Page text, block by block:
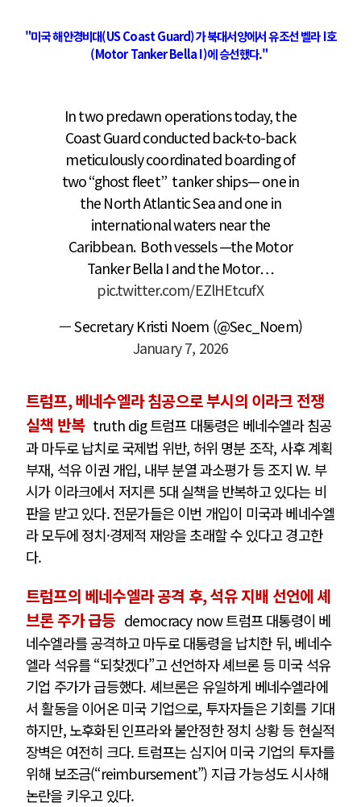
"미국 해안경비대(US Coast Guard)가 북대서양에서 유조선 벨라 I호
(Motor Tanker Bella I)에 승선했다."
In two predawn operations today, the
Coast Guard conducted back-to-back
meticulously coordinated boarding of
two “ghost fleet” tanker ships— one in
the North Atlantic Sea and one in
international waters near the
Caribbean. Both vessels —the Motor
Tanker Bella I and the Motor…
pic.twitter.com/EZlHEtcufX
— Secretary Kristi Noem (@Sec_Noem)
January 7, 2026
트럼프, 베네수엘라 침공으로 부시의 이라크 전쟁
실책 반복 truth dig 트럼프 대통령은 베네수엘라 침공
과 마두로 납치로 국제법 위반, 허위 명분 조작, 사후 계획
부재, 석유 이권 개입, 내부 분열 과소평가 등 조지 W. 부
시가 이라크에서 저지른 5대 실책을 반복하고 있다는 비
판을 받고 있다. 전문가들은 이번 개입이 미국과 베네수엘
라 모두에 정치·경제적 재앙을 초래할 수 있다고 경고한
다.
트럼프의 베네수엘라 공격 후, 석유 지배 선언에 셰
브론 주가 급등 democracy now 트럼프 대통령이 베
네수엘라를 공격하고 마두로 대통령을 납치한 뒤, 베네수
엘라 석유를 “되찾겠다”고 선언하자 셰브론 등 미국 석유
기업 주가가 급등했다. 셰브론은 유일하게 베네수엘라에
서 활동을 이어온 미국 기업으로, 투자자들은 기회를 기대
하지만, 노후화된 인프라와 불안정한 정치 상황 등 현실적
장벽은 여전히 크다. 트럼프는 심지어 미국 기업의 투자를
위해 보조금(“reimbursement”) 지급 가능성도 시사해
논란을 키우고 있다.